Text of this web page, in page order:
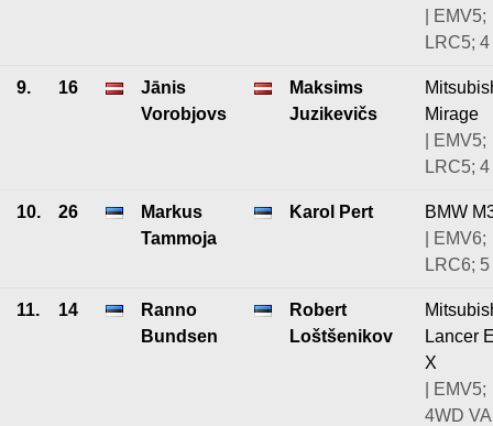
| EMV5;
LRC5; 4
9. 16
Jānis
Vorobjovs
Maksims
Juzikevičs
Mirage
| EMV5;
LRC5; 4
10. 26
Markus
Tammoja
Karol Pert
BMW
| EMV6;
LRC6; 5
11. 14
Ranno
Bundsen
Robert
Loštšenikov
Lancer
X
| EMV5;
4WD